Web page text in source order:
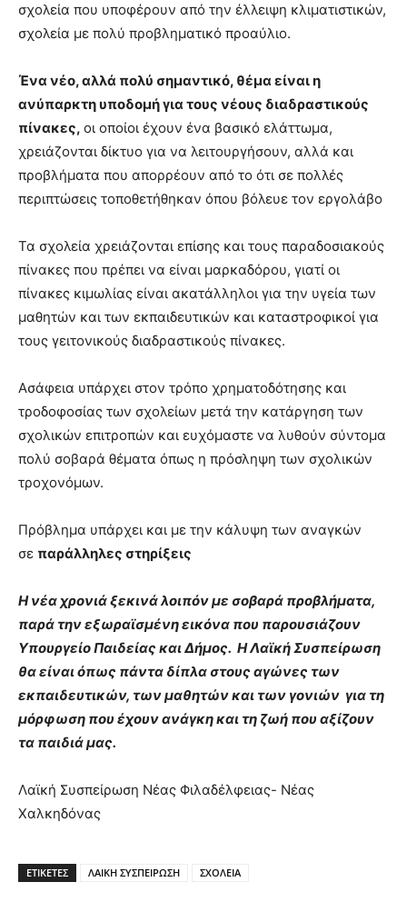
σχολεία που υποφέρουν από την έλλειψη κλιματιστικών,
σχολεία με πολύ προβληματικό προαύλιο.
Ένα νέο, αλλά πολύ σημαντικό, θέμα είναι η
ανύπαρκτη υποδομή για τους νέους διαδραστικούς
πίνακες, οι οποίοι έχουν ένα βασικό ελάττωμα,
χρειάζονται δίκτυο για να λειτουργήσουν, αλλά και
προβλήματα που απορρέουν από το ότι σε πολλές
περιπτώσεις τοποθετήθηκαν όπου βόλευε τον εργολάβο
Τα σχολεία χρειάζονται επίσης και τους παραδοσιακούς
πίνακες που πρέπει να είναι μαρκαδόρου, γιατί οι
πίνακες κιμωλίας είναι ακατάλληλοι για την υγεία των
μαθητών και των εκπαιδευτικών και καταστροφικοί για
τους γειτονικούς διαδραστικούς πίνακες.
Ασάφεια υπάρχει στον τρόπο χρηματοδότησης και
τροδοφοσίας των σχολείων μετά την κατάργηση των
σχολικών επιτροπών και ευχόμαστε να λυθούν σύντομα
πολύ σοβαρά θέματα όπως η πρόσληψη των σχολικών
τροχονόμων.
Πρόβλημα υπάρχει και με την κάλυψη των αναγκών
σε παράλληλες στηρίξεις
Η νέα χρονιά ξεκινά λοιπόν με σοβαρά προβλήματα,
παρά την εξωραϊσμένη εικόνα που παρουσιάζουν
Υπουργείο Παιδείας και Δήμος. Η Λαϊκή Συσπείρωση
θα είναι όπως πάντα δίπλα στους αγώνες των
εκπαιδευτικών, των μαθητών και των γονιών για τη
μόρφωση που έχουν ανάγκη και τη ζωή που αξίζουν
τα παιδιά μας.
Λαϊκή Συσπείρωση Νέας Φιλαδέλφειας- Νέας
Χαλκηδόνας
ΕΤΙΚΕΤΕΣ ΛΑΙΚΗ ΣΥΣΠΕΙΡΩΣΗ ΣΧΟΛΕΙΑ